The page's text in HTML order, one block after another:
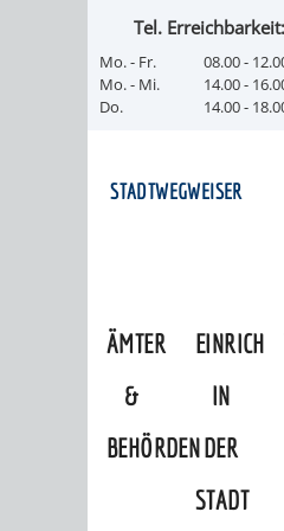
STADTWEGWEISER
ÄMTER
&
BEHÖRDEN
IN
DER
STADT
Tel. Erreichbarkeit:
Mo. - Fr.
08.00 -
Mo. - Mi.
14.00 -
Do.
14.00 -